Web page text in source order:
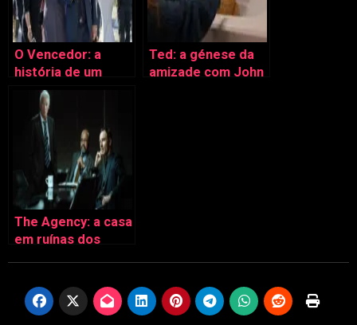
O Vencedor: a
história de um
derrotado
Ted: a génese da
amizade com John
The Agency: a casa
em ruínas dos